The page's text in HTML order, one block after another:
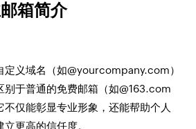
箱简介
定义域名（如@yourcompany.com）
别于普通的免费邮箱（如@163.com
仅能彰显专业形象，还能帮助个人
更高的信任度。